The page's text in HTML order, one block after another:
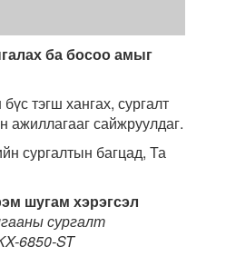
ба босоо амыг
тэгш хангах, сургалт
ажиллагааг сайжруулдаг.
сургалтын багцад, Та
шугам хэрэгсэл
сургалт
6850-ST